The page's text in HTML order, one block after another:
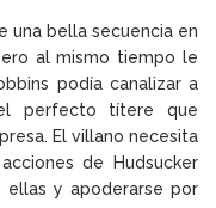
una bella secuencia en
al mismo tiempo le
podía canalizar a
perfecto títere que
El villano necesita
de Hudsucker
ellas y apoderarse por